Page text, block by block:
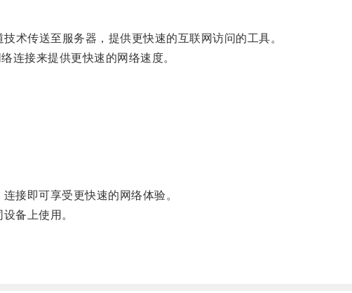
传送至服务器，提供更快速的互联网访问的工具。
接来提供更快速的网络速度。
接即可享受更快速的网络体验。
备上使用。